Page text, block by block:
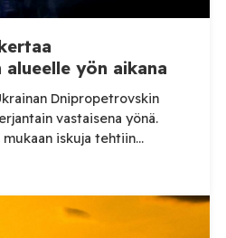
yön aikana
Dnipropetrovskin
vastaisena yönä.
iskuja tehtiin
eri alueelle.
johtaja Oleksandr Hanzha
elokuuta julkaisemassaan